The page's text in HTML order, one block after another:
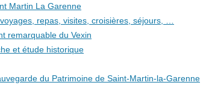
Martin La Garenne
repas, visites, croisières, séjours, …
remarquable du Vexin
et étude historique
du Patrimoine de Saint-Martin-la-Garenne